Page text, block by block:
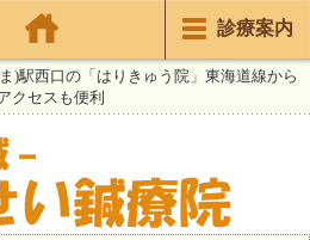
診療案内
)駅西口の「はりきゅう院」東海道線から
クセスも便利